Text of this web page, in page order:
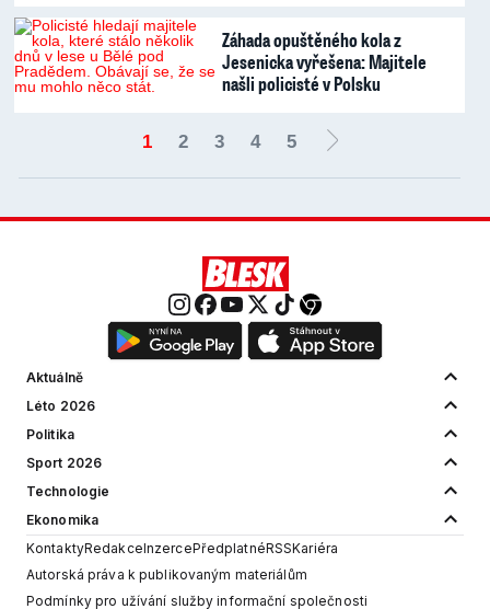
Záhada opuštěného kola z
Jesenicka vyřešena: Majitele
našli policisté v Polsku
1 2 3 4 5
Aktuálně
Léto 2026
Politika
Sport 2026
Technologie
Ekonomika
KontaktyRedakceInzercePředplatnéRSSKariéra
Autorská práva k publikovaným materiálům
Podmínky pro užívání služby informační společnosti